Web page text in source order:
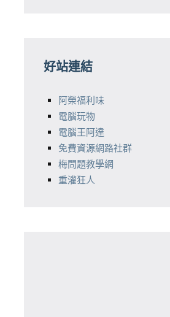
好站連結
阿榮福利味
電腦玩物
電腦王阿達
免費資源網路社群
梅問題教學網
重灌狂人